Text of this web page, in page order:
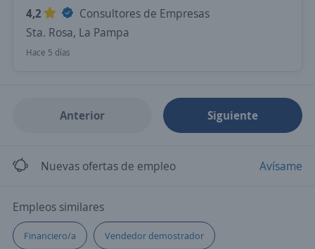
4,2
Consultores de Empresas
Sta. Rosa, La Pampa
Hace 5 días
Anterior Siguiente
Nuevas ofertas de empleo Avísame
Empleos similares
Financiero/a Vendedor demostrador